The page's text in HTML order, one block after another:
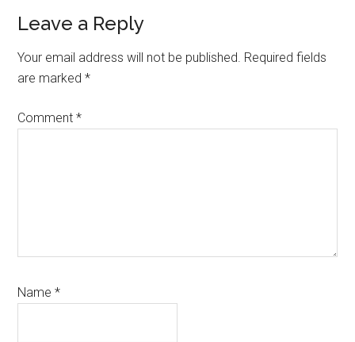
Reader
Interactions
Leave a Reply
Your email address will not be published. Required fields
are marked*
Comment*
Name*